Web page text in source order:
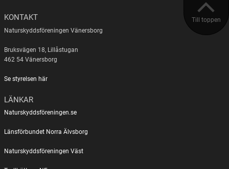
Till toppen
KONTAKT
Naturskyddsföreningen Vänersborg
Bruksvägen 18, Lillåstugan
462 54 Vänersborg
Se styrelsen här
LÄNKAR
Naturskyddsföreningen.se
Länsförbundet Norra Älvsborg
Naturskyddsföreningen Väst